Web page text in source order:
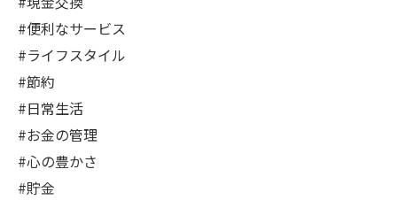
#便利なサービス
#ライフスタイル
#節約
#日常生活
#お金の管理
#心の豊かさ
#貯金